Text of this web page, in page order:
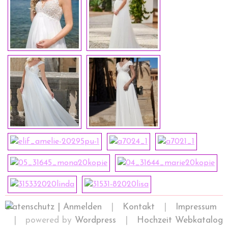
Datenschutz | Anmelden Kontakt
Impressum
| powered by Wordpress Hochzeit Webkatalog